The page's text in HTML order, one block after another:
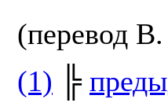
(перевод
(1) ╠